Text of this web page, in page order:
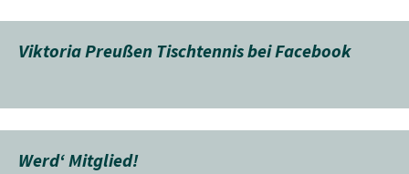
Viktoria Preußen Tischtennis bei Facebook
Werd‘ Mitglied!